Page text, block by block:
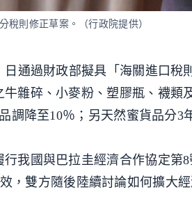
稅則修正草案。（行政院提供）
日通過財政部擬具「海關進口稅
雜碎、小麥粉、塑膠瓶、襪類
調降至10％；另天然蜜貨品分3
我國與巴拉圭經濟合作協定第
，雙方隨後陸續討論如何擴大